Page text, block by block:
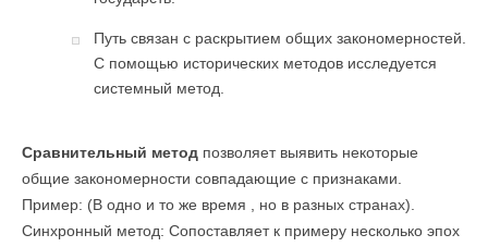
Путь связан с раскрытием общих закономерностей.
С помощью исторических методов исследуется
системный метод.
Сравнительный метод позволяет выявить некоторые
общие закономерности совпадающие с признаками.
Пример: (В одно и то же время , но в разных странах).
Синхронный метод: Сопоставляет к примеру несколько эпох